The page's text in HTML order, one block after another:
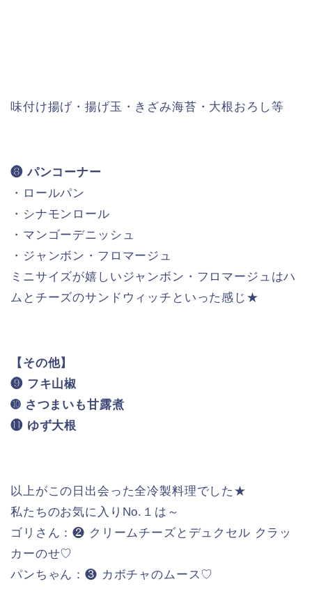
味付け揚げ・揚げ玉・きざみ海苔・大根おろし等
❽ パンコーナー
・ロールパン
・シナモンロール
・マンゴーデニッシュ
・ジャンボン・フロマージュ
ミニサイズが嬉しいジャンボン・フロマージュはハ
ムとチーズのサンドウィッチといった感じ★
【その他】
❾ フキ山椒
➓ さつまいも甘露煮
⓫ ゆず大根
以上がこの日出会った全冷製料理でした★
私たちのお気に入りNo.１は～
ゴリさん：❷ クリームチーズとデュクセル クラッ
カーのせ♡
パンちゃん：❸ カボチャのムース♡